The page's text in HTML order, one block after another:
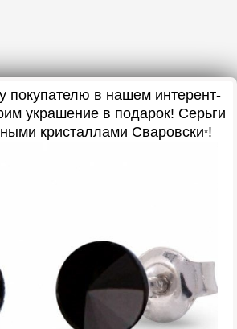
покупателю в нашем интерент-
украшение в подарок! Серьги
кристаллами Сваровски*!